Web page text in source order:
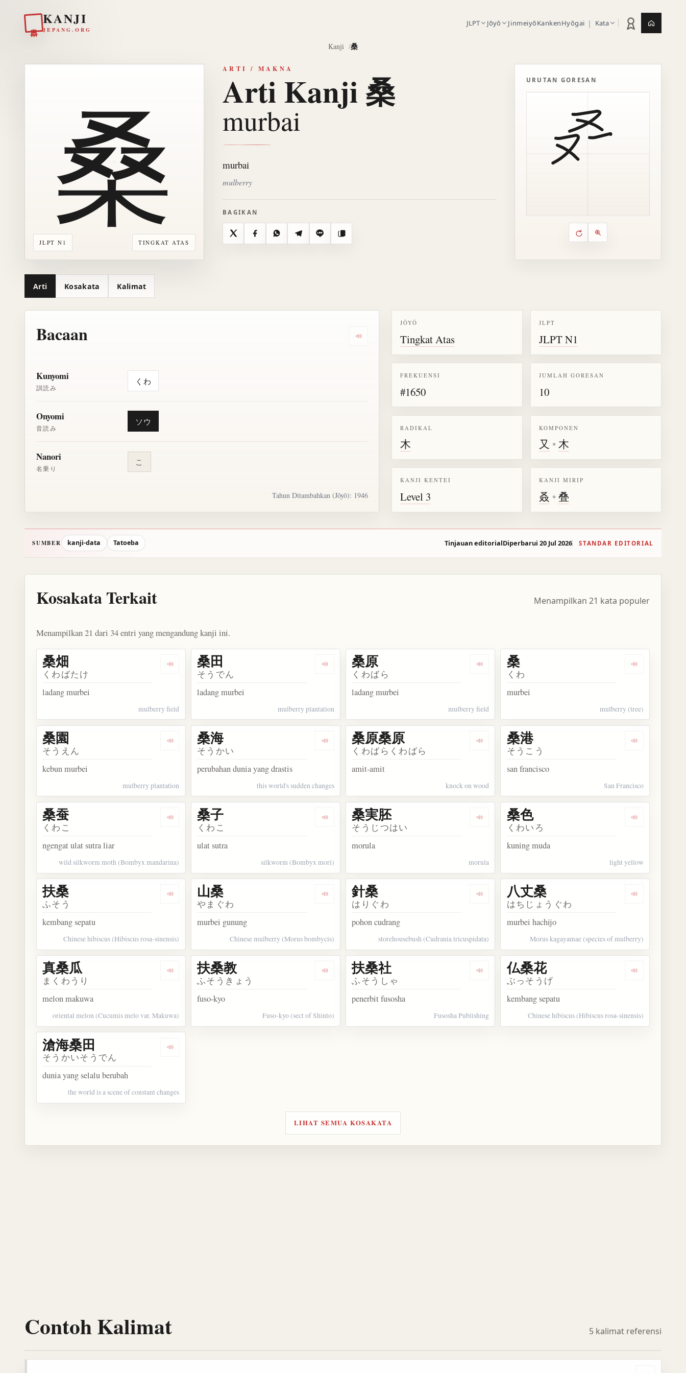
KANJI
JEPANG.ORG
JLPT Jōyō JinmeiyōKankenHyōgai | Kata Statistik latihan
Kanji 桑
JLPT N1 TINGKAT ATAS
桑
ARTI / MAKNA
Arti Kanji 桑
murbai
murbai
mulberry
BAGIKAN
X FacebookWhatsAppTelegramLine Salin
URUTAN GORESAN
Kontrol animasi urutan
Putar ulang animasi
Perbesar animasi
Arti Kosakata Kalimat
Bacaan Dengarkan semua bacaan untuk kanji 桑
Kunyomi
訓読み
くわ
Onyomi
音読み
ソウ
Nanori
名乗り
こ
Tahun Ditambahkan (Jōyō): 1946
JŌYŌ
Tingkat Atas
JLPT
JLPT N1
FREKUENSI
#1650
JUMLAH GORESAN
10
RADIKAL
木
KOMPONEN
又 •木
KANJI KENTEI
Level 3
KANJI MIRIP
叒 • 叠
SUMBER kanji-data Tatoeba Tinjauan editorialDiperbarui 20 Jul 2026 STANDAR EDITORIAL
Kosakata Terkait Menampilkan 21 kata populer
Menampilkan 21 dari 34 entri yang mengandung kanji ini.
Dengarkan kosakata 桑畑
桑畑
くわばたけ
ladang murbei
mulberry field
Dengarkan kosakata 桑田
桑田
そうでん
ladang murbei
mulberry plantation
Dengarkan kosakata 桑原
桑原
くわばら
ladang murbei
mulberry field
Dengarkan
桑
くわ
murbei
mulberry (tree)
Dengarkan kosakata 桑園
桑園
そうえん
kebun murbei
mulberry plantation
Dengarkan kosakata 桑海
桑海
そうかい
perubahan dunia yang drastis
this world's sudden changes
Dengarkan kosakata 桑原桑原
桑原桑原
くわばらくわばら
amit-amit
knock on wood
Dengarkan
桑港
そうこう
san francisco
San Francisco
Dengarkan kosakata 桑蚕
桑蚕
くわこ
ngengat ulat sutra liar
wild silkworm moth (Bombyx mandarina)
Dengarkan kosakata 桑子
桑子
くわこ
ulat sutra
silkworm (Bombyx mori)
Dengarkan kosakata 桑実胚
桑実胚
そうじつはい
morula
morula
Dengarkan
桑色
くわいろ
kuning muda
light yellow
Dengarkan kosakata 扶桑
扶桑
ふそう
kembang sepatu
Chinese hibiscus (Hibiscus rosa-sinensis)
Dengarkan kosakata 山桑
山桑
やまぐわ
murbei gunung
Chinese mulberry (Morus bombycis)
Dengarkan kosakata 針桑
針桑
はりぐわ
pohon cudrang
storehousebush (Cudrania tricuspidata)
Dengarkan
八丈桑
はちじょうぐわ
murbei hachijo
Morus kagayamae (species of mulberry)
Dengarkan kosakata 真桑瓜
真桑瓜
まくわうり
melon makuwa
oriental melon (Cucumis melo var. Makuwa)
Dengarkan kosakata 扶桑教
扶桑教
ふそうきょう
fuso-kyo
Fuso-kyo (sect of Shinto)
Dengarkan kosakata 扶桑社
扶桑社
ふそうしゃ
penerbit fusosha
Fusosha Publishing
Dengarkan
仏桑花
ぶっそうげ
kembang sepatu
Chinese hibiscus (Hibiscus rosa-sinensis)
Dengarkan kosakata 滄海桑田
滄海桑田
そうかいそうでん
dunia yang selalu berubah
the world is a scene of constant changes
LIHAT SEMUA KOSAKATA
Contoh Kalimat 5 kalimat referensi